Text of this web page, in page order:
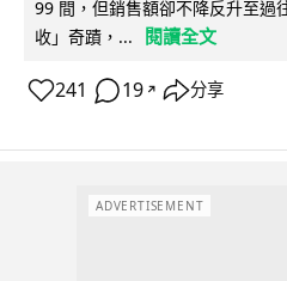
99 間，但銷售額卻不降反升至過
收」奇蹟，...
閱讀全文
241 19 ↗ 分享
ADVERTISEMENT